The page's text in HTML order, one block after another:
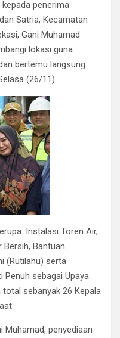
penerima
Satria, Kecamatan
Gani Muhamad
lokasi guna
bertemu langsung
(26/11).
Instalasi Toren Air,
Bantuan
(Rutilahu) serta
Penuh sebagai Upaya
sebanyak 26 Kepala
Muhamad, penyediaan